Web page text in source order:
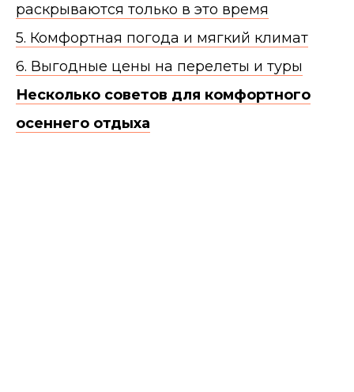
раскрываются только в это время
5. Комфортная погода и мягкий климат
6. Выгодные цены на перелеты и туры
Несколько советов для комфортного
осеннего отдыха